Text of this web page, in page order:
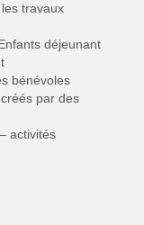
travaux
déjeunant
bénévoles
par des
activités